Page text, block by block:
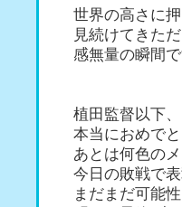
世界の高さに
見続けてきただ
感無量の瞬間で
植田監督以下
本当におめで
あとは何色の
今日の敗戦で
まだまだ可能